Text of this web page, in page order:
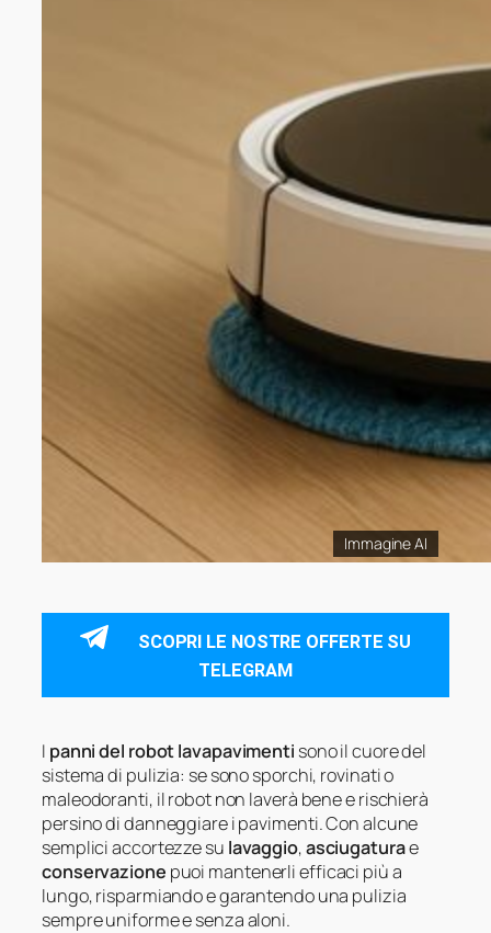
Immagine AI
SCOPRI LE NOSTRE OFFERTE SU
TELEGRAM
I panni del robot lavapavimenti sono il cuore del
sistema di pulizia: se sono sporchi, rovinati o
maleodoranti, il robot non laverà bene e rischierà
persino di danneggiare i pavimenti. Con alcune
semplici accortezze su lavaggio,asciugaturae
conservazione puoi mantenerli efficaci più a
lungo, risparmiando e garantendo una pulizia
sempre uniforme e senza aloni.